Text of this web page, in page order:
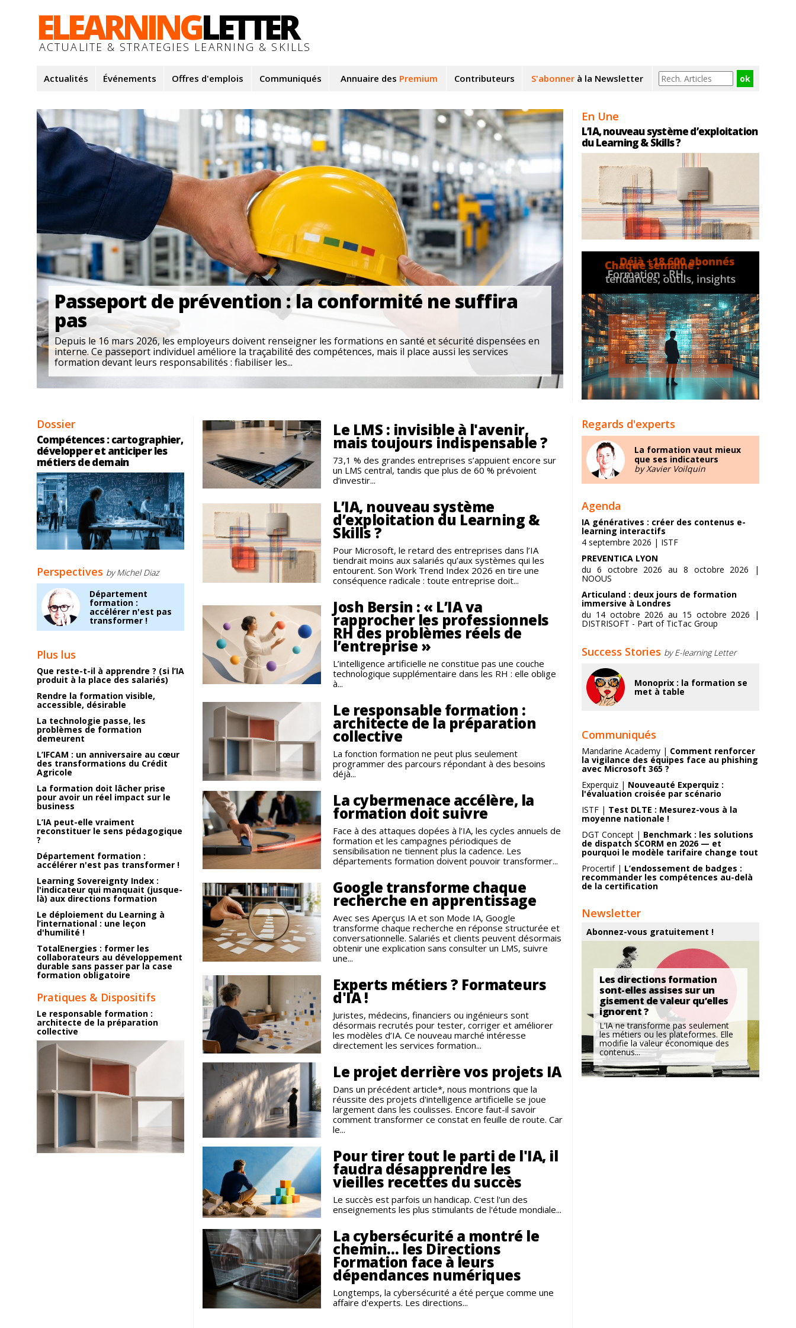
ELEARNINGLETTER
ACTUALITE & STRATEGIES LEARNING & SKILLS
Actualités Événements Offres d'emplois Communiqués Annuaire des Premium Contributeurs S'abonner à la Newsletter
Passeport de prévention : la conformité ne suffira
pas
Depuis le 16 mars 2026, les employeurs doivent renseigner les formations en santé et sécurité dispensées en
interne. Ce passeport individuel améliore la traçabilité des compétences, mais il place aussi les services
formation devant leurs responsabilités : fiabiliser les...
En Une
L’IA, nouveau système d’exploitation
du Learning & Skills ?
Dossier
Compétences : cartographier,
développer et anticiper les
métiers de demain
Perspectives by Michel Diaz
Département
formation :
accélérer n'est pas
transformer !
Plus lus
Que reste-t-il à apprendre ? (si l’IA
produit à la place des salariés)
Rendre la formation visible,
accessible, désirable
La technologie passe, les
problèmes de formation
demeurent
L’IFCAM : un anniversaire au cœur
des transformations du Crédit
Agricole
La formation doit lâcher prise
pour avoir un réel impact sur le
business
L’IA peut-elle vraiment
reconstituer le sens pédagogique
?
Département formation :
accélérer n'est pas transformer !
Learning Sovereignty Index :
l'indicateur qui manquait (jusque-
là) aux directions formation
Le déploiement du Learning à
l’international : une leçon
d'humilité !
TotalEnergies : former les
collaborateurs au développement
durable sans passer par la case
formation obligatoire
Pratiques & Dispositifs
Le responsable formation :
architecte de la préparation
collective
Le LMS : invisible à l'avenir,
mais toujours indispensable ?
73,1 % des grandes entreprises s’appuient encore sur
un LMS central, tandis que plus de 60 % prévoient
d’investir...
L’IA, nouveau système
d’exploitation du Learning &
Skills ?
Pour Microsoft, le retard des entreprises dans l’IA
tiendrait moins aux salariés qu’aux systèmes qui les
entourent. Son Work Trend Index 2026 en tire une
conséquence radicale : toute entreprise doit...
Josh Bersin : « L’IA va
rapprocher les professionnels
RH des problèmes réels de
l’entreprise »
L’intelligence artificielle ne constitue pas une couche
technologique supplémentaire dans les RH : elle oblige
à...
Le responsable formation :
architecte de la préparation
collective
La fonction formation ne peut plus seulement
programmer des parcours répondant à des besoins
déjà...
La cybermenace accélère, la
formation doit suivre
Face à des attaques dopées à l’IA, les cycles annuels de
formation et les campagnes périodiques de
sensibilisation ne tiennent plus la cadence. Les
départements formation doivent pouvoir transformer...
Google transforme chaque
recherche en apprentissage
Avec ses Aperçus IA et son Mode IA, Google
transforme chaque recherche en réponse structurée et
conversationnelle. Salariés et clients peuvent désormais
obtenir une explication sans consulter un LMS, suivre
une...
Experts métiers ? Formateurs
d'IA !
Juristes, médecins, financiers ou ingénieurs sont
désormais recrutés pour tester, corriger et améliorer
les modèles d’IA. Ce nouveau marché intéresse
directement les services formation...
Le projet derrière vos projets IA
Dans un précédent article*, nous montrions que la
réussite des projets d'intelligence artificielle se joue
largement dans les coulisses. Encore faut-il savoir
comment transformer ce constat en feuille de route. Car
le...
Pour tirer tout le parti de l'IA, il
faudra désapprendre les
vieilles recettes du succès
Le succès est parfois un handicap. C'est l'un des
enseignements les plus stimulants de l'étude mondiale...
La cybersécurité a montré le
chemin… les Directions
Formation face à leurs
dépendances numériques
Longtemps, la cybersécurité a été perçue comme une
affaire d'experts. Les directions...
Regards d'experts
La formation vaut mieux
que ses indicateurs
by Xavier Voilquin
Agenda
IA génératives : créer des contenus e-
learning interactifs
4 septembre 2026 | ISTF
PREVENTICA LYON
du 6 octobre 2026 au 8 octobre 2026 |
NOOUS
Articuland : deux jours de formation
immersive à Londres
du 14 octobre 2026 au 15 octobre 2026 |
DISTRISOFT - Part of TicTac Group
Success Stories by E-learning Letter
Monoprix : la formation se
met à table
Communiqués
Mandarine Academy | Comment renforcer
la vigilance des équipes face au phishing
avec Microsoft 365 ?
Experquiz | Nouveauté Experquiz :
l'évaluation croisée par scénario
ISTF | Test DLTE : Mesurez-vous à la
moyenne nationale !
DGT Concept | Benchmark : les solutions
de dispatch SCORM en 2026 — et
pourquoi le modèle tarifaire change tout
Procertif | L’endossement de badges :
recommander les compétences au-delà
de la certification
Newsletter
Abonnez-vous gratuitement !
Les directions formation
sont-elles assises sur un
gisement de valeur qu’elles
ignorent ?
L’IA ne transforme pas seulement
les métiers ou les plateformes. Elle
modifie la valeur économique des
contenus...